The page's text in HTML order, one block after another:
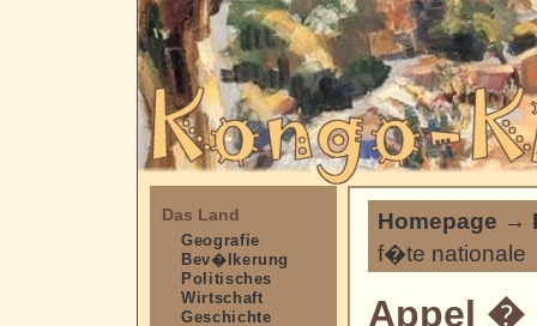
Das Land
Geografie
Bev�lkerung
Politisches
Wirtschaft
Geschichte
Homepage →
f�te nationale
Appel �